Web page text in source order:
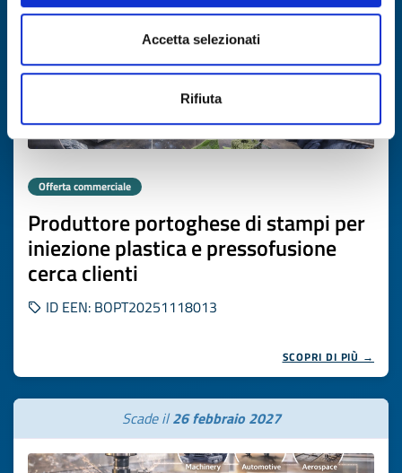
Accetta selezionati
Rifiuta
Offerta commerciale
Produttore portoghese di stampi per
iniezione plastica e pressofusione
cerca clienti
ID EEN: BOPT20251118013
SCOPRI DI PIÙ →
Scade il26 febbraio 2027